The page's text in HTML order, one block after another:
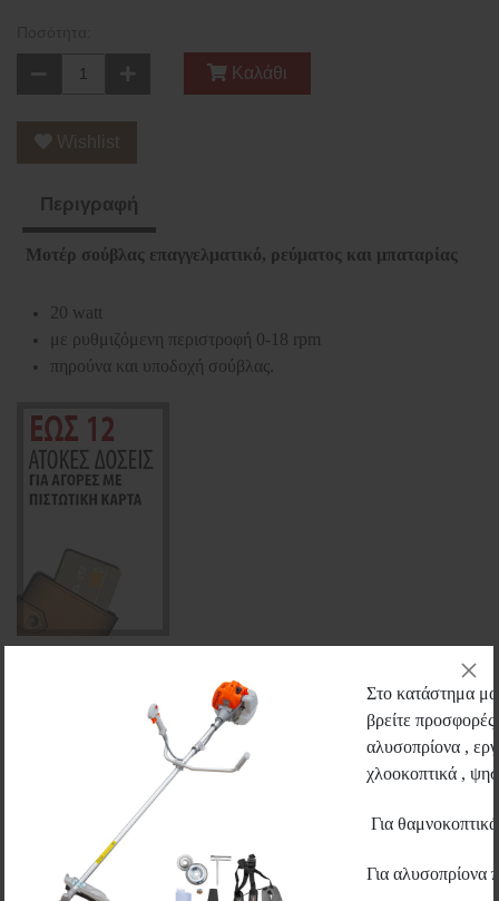
Καλάθι
Wishlist
Περιγραφή
Μοτέρ σούβλας επαγγελματικό, ρεύματος και μπαταρίας
20 watt
με ρυθμιζόμενη περιστροφή 0-18 rpm
πηρούνα και υποδοχή σούβλας.
ΣΧΕΤΙΚΑ ΠΡΟΪΟΝΤΑ
Στο κατάστημα
βρείτε
αλυσοπρίονα ,
χλοοκοπτικά ,
Για
Για αλυσοπρίονα